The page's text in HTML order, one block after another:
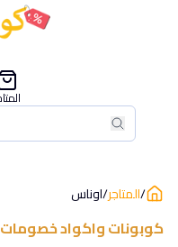
بحث
بحث
/المتاجر/اوناس
كوبونات واكواد خصومات